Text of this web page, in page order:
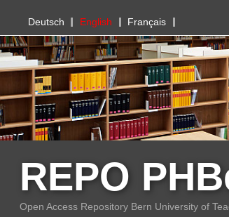
PHBern
Deutsch English Français
REPO
Open Access Repository Bern University of